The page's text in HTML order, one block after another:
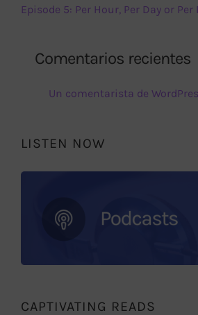
Episode 5: Per Hour, Per Day or Per
Comentarios recientes
Un comentarista de
LISTEN NOW
CAPTIVATING READS